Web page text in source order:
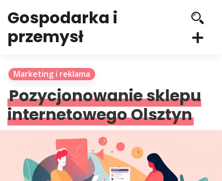
Gospodarka i
przemysł
Marketing i reklama
Pozycjonowanie sklepu
internetowego Olsztyn